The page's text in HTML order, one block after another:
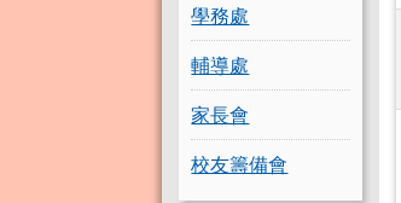
學務處
輔導處
家長會
校友籌備會